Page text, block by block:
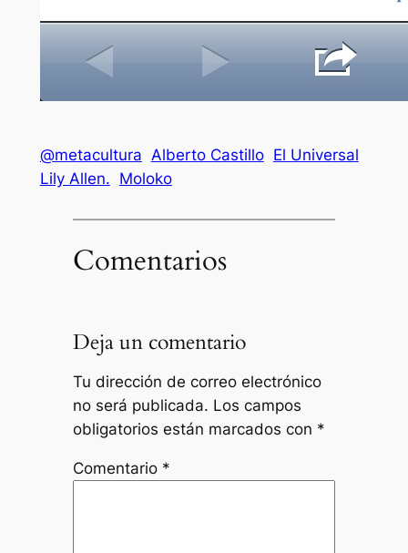
@metacultura Alberto Castillo El Universal
Lily Allen. Moloko
Comentarios
Deja un comentario
Tu dirección de correo electrónico
no será publicada. Los campos
obligatorios están marcados con *
Comentario *